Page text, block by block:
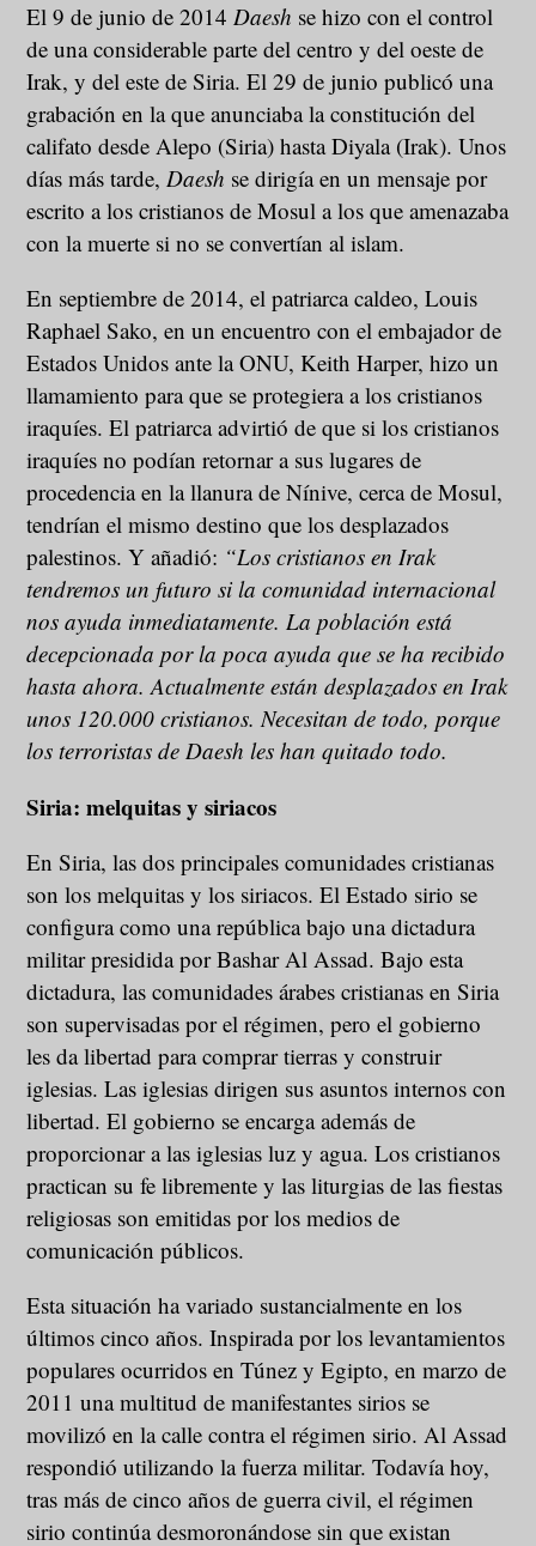
El 9 de junio de 2014Daesh se hizo con el control
de una considerable parte del centro y del oeste de
Irak, y del este de Siria. El 29 de junio publicó una
grabación en la que anunciaba la constitución del
califato desde Alepo (Siria) hasta Diyala (Irak). Unos
días más tarde,Daesh se dirigía en un mensaje por
escrito a los cristianos de Mosul a los que amenazaba
con la muerte si no se convertían al islam.
En septiembre de 2014, el patriarca caldeo, Louis
Raphael Sako, en un encuentro con el embajador de
Estados Unidos ante la ONU, Keith Harper, hizo un
llamamiento para que se protegiera a los cristianos
iraquíes. El patriarca advirtió de que si los cristianos
iraquíes no podían retornar a sus lugares de
procedencia en la llanura de Nínive, cerca de Mosul,
tendrían el mismo destino que los desplazados
palestinos. Y añadió: “Los cristianos en Irak
tendremos un futuro si la comunidad internacional
nos ayuda inmediatamente. La población está
decepcionada por la poca ayuda que se ha recibido
hasta ahora. Actualmente están desplazados en Irak
unos 120.000 cristianos. Necesitan de todo, porque
los terroristas de Daesh les han quitado todo.
Siria: melquitas y siriacos
En Siria, las dos principales comunidades cristianas
son los melquitas y los siriacos. El Estado sirio se
configura como una república bajo una dictadura
militar presidida por Bashar Al Assad. Bajo esta
dictadura, las comunidades árabes cristianas en Siria
son supervisadas por el régimen, pero el gobierno
les da libertad para comprar tierras y construir
iglesias. Las iglesias dirigen sus asuntos internos con
libertad. El gobierno se encarga además de
proporcionar a las iglesias luz y agua. Los cristianos
practican su fe libremente y las liturgias de las fiestas
religiosas son emitidas por los medios de
comunicación públicos.
Esta situación ha variado sustancialmente en los
últimos cinco años. Inspirada por los levantamientos
populares ocurridos en Túnez y Egipto, en marzo de
2011 una multitud de manifestantes sirios se
movilizó en la calle contra el régimen sirio. Al Assad
respondió utilizando la fuerza militar. Todavía hoy,
tras más de cinco años de guerra civil, el régimen
sirio continúa desmoronándose sin que existan